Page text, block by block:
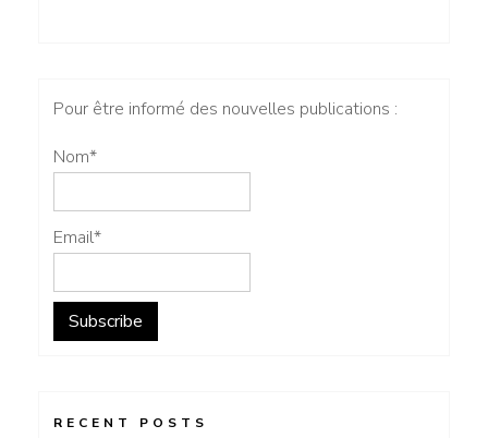
Pour être informé des nouvelles publications :
Nom*
Email*
RECENT POSTS